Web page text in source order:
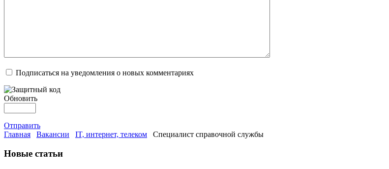
Подписаться на уведомления о новых комментариях
Обновить
Отправить
Главная
Вакансии IT, интернет, телеком Специалист справочной службы
Новые статьи